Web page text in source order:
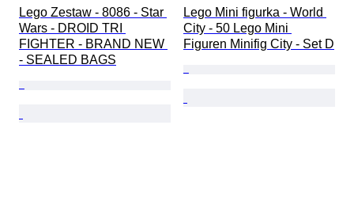
Lego Zestaw - 8086 - Star
Wars - DROID TRI
FIGHTER - BRAND NEW
- SEALED BAGS
Lego Mini figurka - World
City - 50 Lego Mini
Figuren Minifig City - Set D